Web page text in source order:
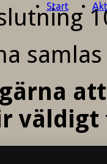
Start
väldigt